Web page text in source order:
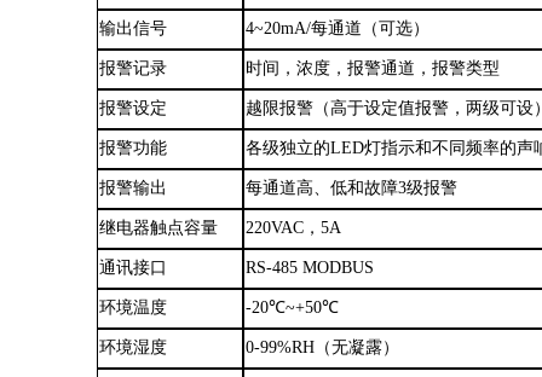
输出信号 4~20mA/每通道 （可选）
报警记录 时间 ，浓度 ，报警通道 ，报警类型
报警设定 越限报警 （高于设定值报警 ， 两级可设
报警功能 各级独立的LED灯指示和不同频率的声
报警输出 每通道高、低和故障3级报警
继电器触点容量 220VAC ，5A
通讯接口 RS-485 MODBUS
环境温度 -20℃~+50℃
环境湿度 0-99%RH （无凝露）